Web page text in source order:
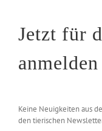
Jetzt für
anmelden
Keine Neuigkeiten aus
den tierischen